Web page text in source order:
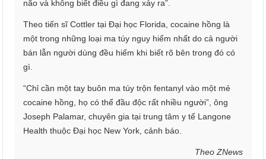
não và không biết điều gì đang xảy ra”.
Theo tiến sĩ Cottler tại Đại học Florida, cocaine hồng là
một trong những loại ma túy nguy hiểm nhất do cả người
bán lẫn người dùng đều hiếm khi biết rõ bên trong đó có
gì.
“Chỉ cần một tay buôn ma túy trộn fentanyl vào một mẻ
cocaine hồng, họ có thể đầu độc rất nhiều người”, ông
Joseph Palamar, chuyên gia tại trung tâm y tế Langone
Health thuộc Đại học New York, cảnh báo.
Theo ZNews